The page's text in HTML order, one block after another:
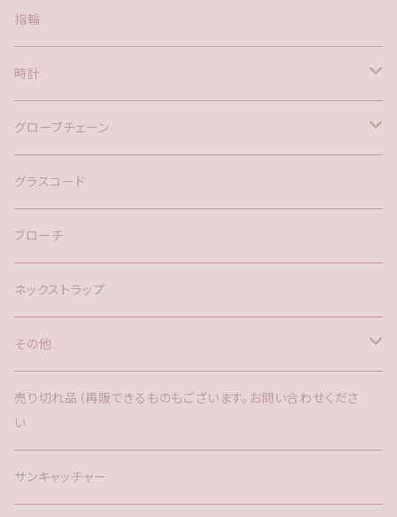
ポスト
指輪
時計
バックチャーム
ネックレス
グローブチェーン
バックチャーム
グラスコード
ブローチ
ネックストラップ
その他
バックチャーム
時計
サンキャッチャー
売り切れ品（再販できるものもございます。お問い合わせくださ
い
サンキャッチャー